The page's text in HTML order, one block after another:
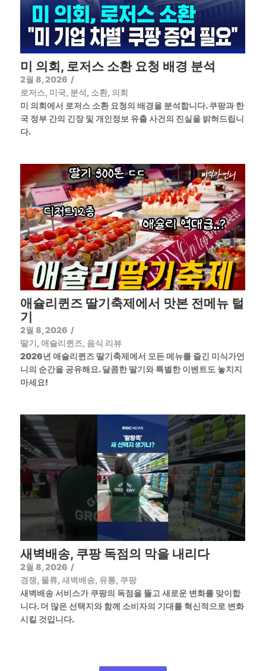
미 의회, 로저스 소환 요청 배경 분석
2월 8, 2026 /
로저스, 미국, 분석, 소환, 의회
미 의회에서 로저스 소환 요청의 배경을 분석합니다. 쿠팡과 한
국 정부 간의 긴장 및 개인정보 유출 사건의 진실을 밝혀드립니
다.
애슐리퀸즈 딸기축제에서 맛본 전메뉴 털
기
2월 8, 2026 /
딸기, 애슐리퀸즈, 음식 리뷰
2026년 애슐리퀸즈 딸기축제에서 모든 메뉴를 즐긴 미식가언
니의 순간을 공유해요. 달콤한 딸기와 특별한 이벤트도 놓치지
마세요!
새벽배송, 쿠팡 독점의 막을 내리다
2월 8, 2026 /
경쟁, 물류, 새벽배송, 유통, 쿠팡
새벽배송 서비스가 쿠팡의 독점을 뚫고 새로운 변화를 맞이합
니다. 더 많은 선택지와 함께 소비자의 기대를 혁신적으로 변화
시킬 것입니다.